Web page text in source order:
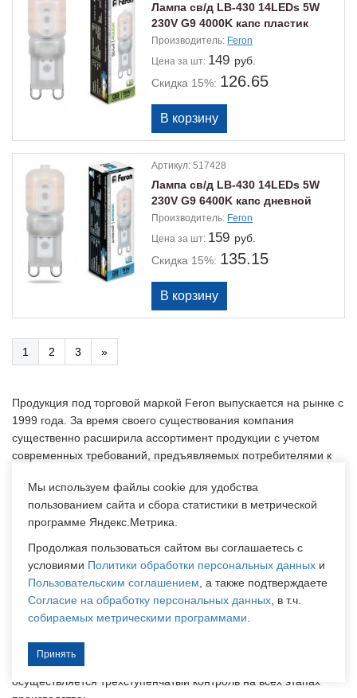
Лампа св/д LB-430 14LEDs 5W
230V G9 4000K капс пластик
Производитель: Feron
Цена за шт: 149 руб.
Скидка 15%: 126.65
Артикул:517428
Лампа св/д LB-430 14LEDs 5W
230V G9 6400K капс дневной
Производитель: Feron
Цена за шт: 159 руб.
Скидка 15%: 135.15
1 2 3 »
Продукция под торговой маркой Feron выпускается на рынке с
1999 года. За время своего существования компания
существенно расширила ассортимент продукции с учетом
современных требований, предъявляемых потребителями к
производится более 4000 наименований светотехнической
продукции по направлениям:
светодиодные, люминесцентные, уличные, автономные.
Источники света - все виды ламп.
Декоративное (праздничное) освещение.
Электроника и комплектующие.
технологиям на ведущих высокотехнологичных фабриках. В
целях контроля качества специалистами компании
осуществляется трехступенчатый контроль на всех этапах
Мы используем файлы cookie для удобства
пользованием сайта и сбора статистики в метрической
программе Яндекс.Метрика.
Продолжая пользоваться сайтом вы соглашаетесь с
условиями Политики обработки персональных данных и
Пользовательским соглашением , а также подтверждаете
Согласие на обработку персональных данных , в т.ч.
собираемых метрическими программами
Принять